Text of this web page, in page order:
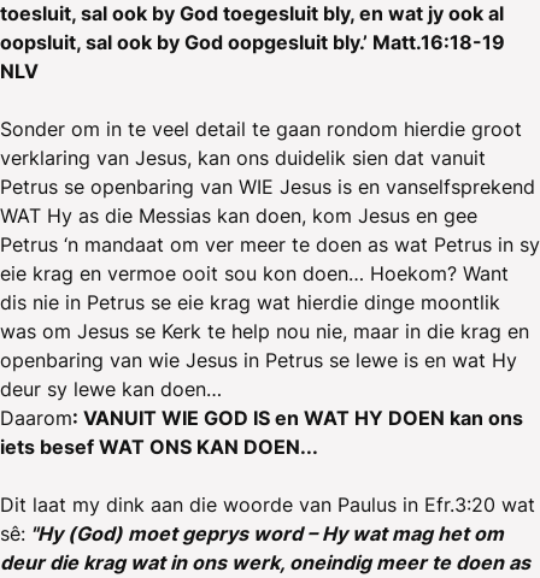
toesluit, sal ook by God toegesluit bly, en wat jy ook al
oopsluit, sal ook by God oopgesluit bly.’ Matt.16:18-19
NLV
Sonder om in te veel detail te gaan rondom hierdie groot
verklaring van Jesus, kan ons duidelik sien dat vanuit
Petrus se openbaring van WIE Jesus is en vanselfsprekend
WAT Hy as die Messias kan doen, kom Jesus en gee
Petrus ‘n mandaat om ver meer te doen as wat Petrus in sy
eie krag en vermoe ooit sou kon doen… Hoekom? Want
dis nie in Petrus se eie krag wat hierdie dinge moontlik
was om Jesus se Kerk te help nou nie, maar in die krag en
openbaring van wie Jesus in Petrus se lewe is en wat Hy
deur sy lewe kan doen…
Daarom: VANUIT WIE GOD IS en WAT HY DOEN kan ons
iets besef WAT ONS KAN DOEN...
Dit laat my dink aan die woorde van Paulus in Efr.3:20 wat
sê: "Hy (God) moet geprys word – Hy wat mag het om
deur die krag wat in ons werk, oneindig meer te doen as